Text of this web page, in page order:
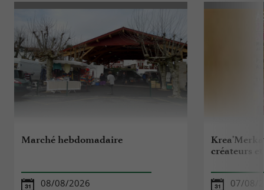
Marché hebdomadaire
08/08/2026
créateurs
07/08/